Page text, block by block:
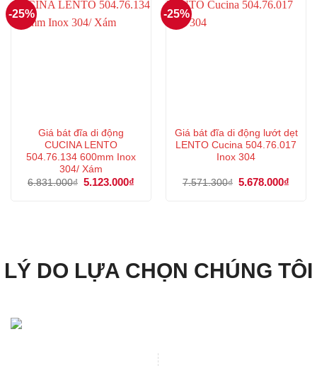
-25%
Giá bát đĩa di động
CUCINA LENTO
504.76.134 600mm Inox
304/ Xám
6.831.000₫ Giá
5.123.000₫
-25%
Giá bát đĩa di động lướt dẹt
LENTO Cucina 504.76.017
Inox 304
7.571.300₫ Giá
5.678.000₫
LÝ DO LỰA CHỌN CHÚNG TÔI